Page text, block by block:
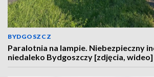
BYDGOSZCZ
Paralotnia na lampie. Niebezpieczny
niedaleko Bydgoszczy [zdjęcia, wideo]